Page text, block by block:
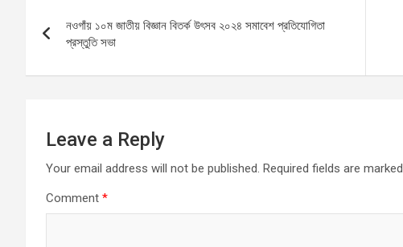
o
o
k
A
p
g
navigation
নওগাঁয় ১০ম জাতীয় বিজ্ঞান বিতর্ক উৎসব ২০২৪ সমাবেশ প্রতিযোগিতা
প্রস্তুতি সভা
Leave a Reply
Your email address will not be published. Required fields are marked
Comment *